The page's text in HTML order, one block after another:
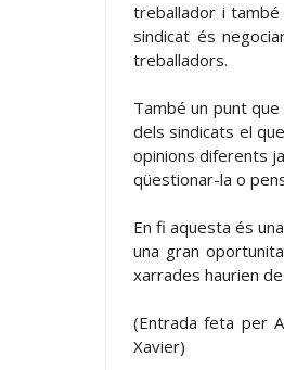
treballador i
sindicat és
treballadors.
També un punt
dels sindicats el
opinions diferents
qüestionar-la o
En fi aquesta és
una gran
xarrades haurien
(Entrada feta per
Xavier)